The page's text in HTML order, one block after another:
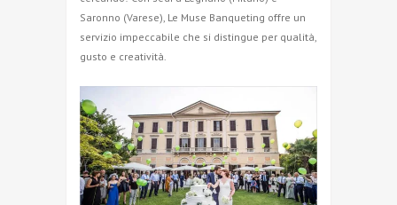
Saronno (Varese), Le Muse Banqueting offre un
servizio impeccabile che si distingue per qualità,
gusto e creatività.